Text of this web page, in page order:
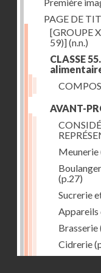
PAGE DE
[GROUPE
59)](n.n.)
CLASSE
AVANT-
Meunerie
(p.27)
Sucrerie
Brasserie
Cidrerie